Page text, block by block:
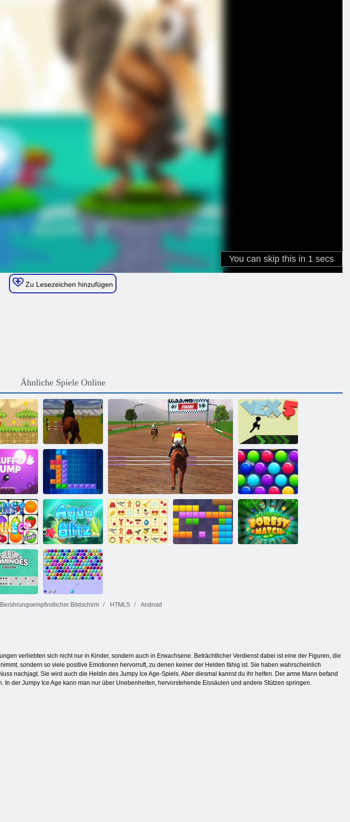
Zu Lesezeichen hinzufügen
Ähnliche Spiele Online
Bounce
Ball 5
Jumping Horse
3D
Vex 5
Ten Trix
Smarty Bubbles
X-Mas
Connect Aqua Blitz
Berührungsempfindlicher Bildschirm HTML5 Android
verliebten sich nicht nur in Kinder, sondern auch in Erwachsene. Beträchtlicher Verdienst dabei ist eine der Figuren, die
sondern so viele positive Emotionen hervorruft, zu denen keiner der Helden fähig ist. Sie haben wahrscheinlich
nachjagt. Sie wird auch die Heldin des Jumpy Ice Age-Spiels. Aber diesmal kannst du ihr helfen. Der arme Mann befand
der Jumpy Ice Age kann man nur über Unebenheiten, hervorstehende Eissäulen und andere Stützen springen.